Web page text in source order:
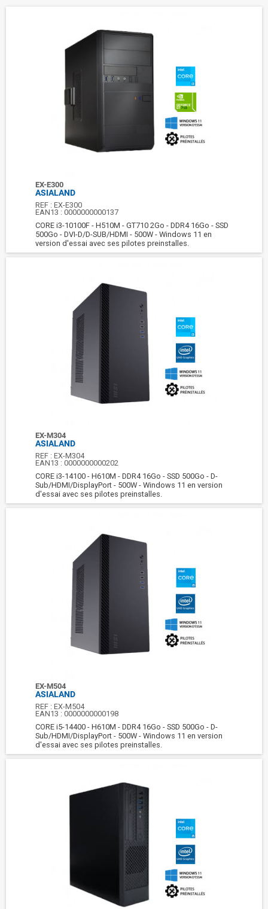
EX-E300
ASIALAND
REF :EX-E300
EAN13 :0000000000137
CORE i3-10100F - H510M - GT710 2Go - DDR4 16Go - SSD
500Go - DVI-D/D-SUB/HDMI - 500W - Windows 11 en
version d'essai avec ses pilotes preinstalles.
EX-M304
ASIALAND
REF :EX-M304
EAN13 :0000000000202
CORE i3-14100 - H610M - DDR4 16Go - SSD 500Go - D-
Sub/HDMI/DisplayPort - 500W - Windows 11 en version
d'essai avec ses pilotes preinstalles.
EX-M504
ASIALAND
REF :EX-M504
EAN13 :0000000000198
CORE i5-14400 - H610M - DDR4 16Go - SSD 500Go - D-
Sub/HDMI/DisplayPort - 500W - Windows 11 en version
d'essai avec ses pilotes preinstalles.